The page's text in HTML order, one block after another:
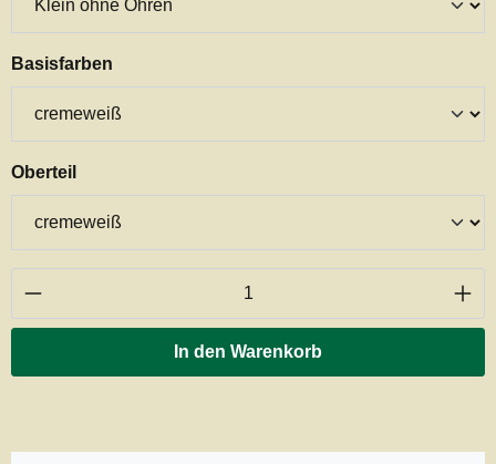
Basisfarben
Oberteilauswählen
Produkt Anzahl: Gib den gewünschten
In den Warenkorb